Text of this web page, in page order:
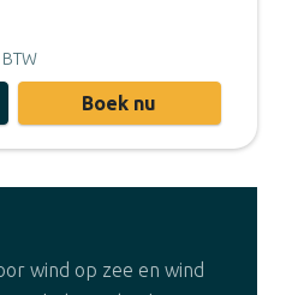
Boek nu
wind op zee en wind